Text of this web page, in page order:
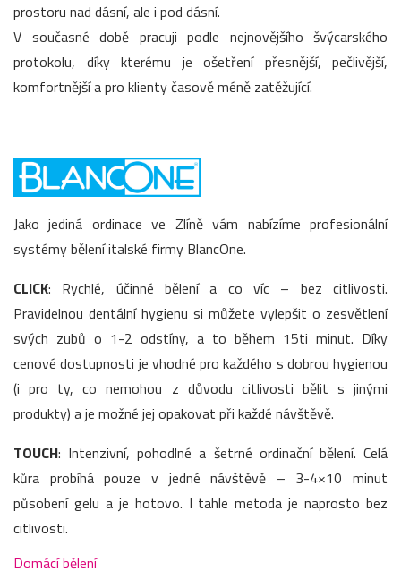
prostoru nad dásní, ale i pod dásní.
V současné době pracuji podle nejnovějšího švýcarského
protokolu, díky kterému je ošetření přesnější, pečlivější,
komfortnější a pro klienty časově méně zatěžující.
Jako jediná ordinace ve Zlíně vám nabízíme profesionální
systémy bělení italské firmy BlancOne.
CLICK: Rychlé, účinné bělení a co víc – bez citlivosti.
Pravidelnou dentální hygienu si můžete vylepšit o zesvětlení
svých zubů o 1-2 odstíny, a to během 15ti minut. Díky
cenové dostupnosti je vhodné pro každého s dobrou hygienou
(i pro ty, co nemohou z důvodu citlivosti bělit s jinými
produkty) a je možné jej opakovat při každé návštěvě.
TOUCH: Intenzivní, pohodlné a šetrné ordinační bělení. Celá
kůra probíhá pouze v jedné návštěvě – 3-4×10 minut
působení gelu a je hotovo. I tahle metoda je naprosto bez
citlivosti.
Domácí bělení